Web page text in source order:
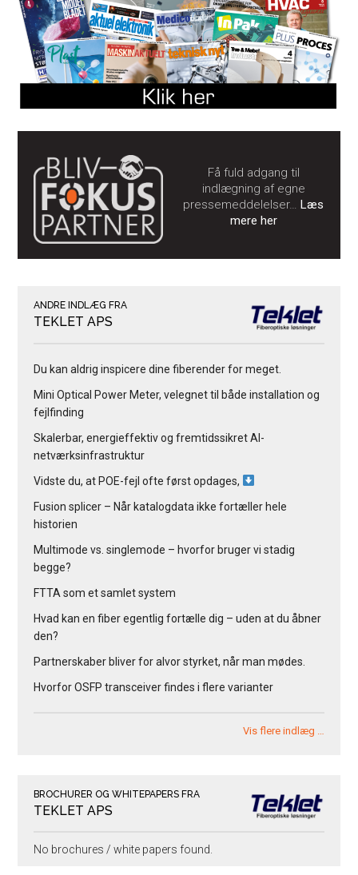
Få fuld adgang til
indlægning af egne
pressemeddelelser… Læs
mere her
ANDRE INDLÆG FRA
TEKLET APS
Du kan aldrig inspicere dine fiberender for meget.
Mini Optical Power Meter, velegnet til både installation og
fejlfinding
Skalerbar, energieffektiv og fremtidssikret AI-
netværksinfrastruktur
Vidste du, at POE-fejl ofte først opdages,
Fusion splicer – Når katalogdata ikke fortæller hele
historien
Multimode vs. singlemode – hvorfor bruger vi stadig
begge?
FTTA som et samlet system
Hvad kan en fiber egentlig fortælle dig – uden at du åbner
den?
Partnerskaber bliver for alvor styrket, når man mødes.
Hvorfor OSFP transceiver findes i flere varianter
Vis flere indlæg …
BROCHURER OG WHITEPAPERS FRA
TEKLET APS
No brochures / white papers found.